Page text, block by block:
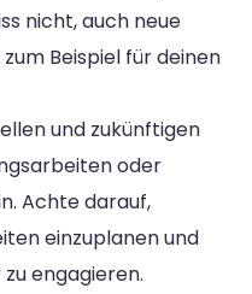
nicht, auch neue
Beispiel für deinen
und zukünftigen
oder
Achte darauf,
einzuplanen und
engagieren.